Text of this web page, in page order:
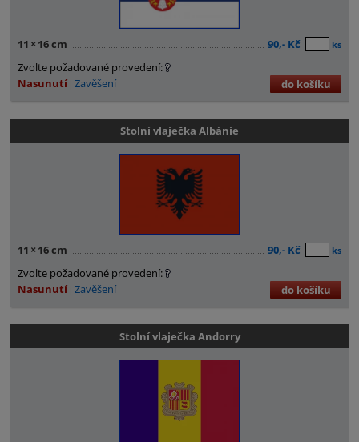
11 × 16 cm 90,- Kč ks
Zvolte požadované provedení:
Nasunutí Zavěšení do košíku
Stolní vlaječka Albánie
11 × 16 cm 90,- Kč ks
Zvolte požadované provedení:
Nasunutí Zavěšení do košíku
Stolní vlaječka Andorry